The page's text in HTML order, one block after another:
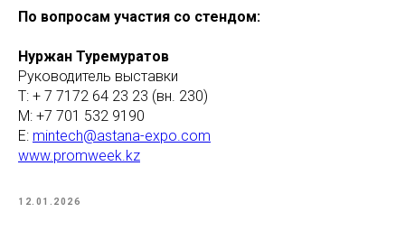
По вопросам участия со стендом:
Нуржан Туремуратов
Руководитель выставки
Т: + 7 7172 64 23 23 (вн. 230)
М: +7 701 532 9190
Е: mintech@astana-expo.com
www.promweek.kz
12.01.2026